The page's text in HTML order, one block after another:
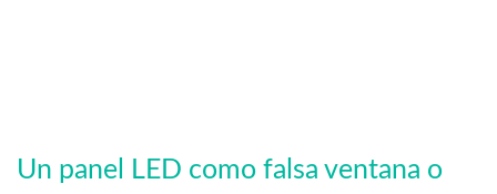
Un panel LED como falsa ventana o